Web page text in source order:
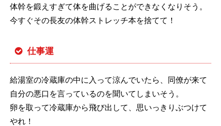
体幹を鍛えすぎて体を曲げることができなくなりそう。
今すぐその長友の体幹ストレッチ本を捨てて！
仕事運
給湯室の冷蔵庫の中に入って涼んでいたら、同僚が来て
自分の悪口を言っているのを聞いてしまいそう。
卵を取って冷蔵庫から飛び出して、思いっきりぶつけて
やれ！